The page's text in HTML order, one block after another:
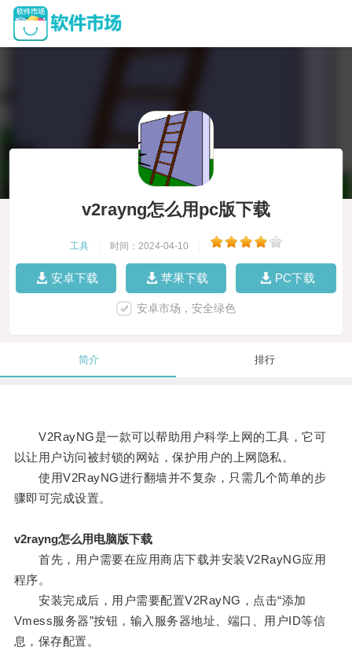
v2rayng怎么用pc版下载
工具 时间：2024-04-10
安卓下载 苹果下载 PC下载
安卓市场，安全绿色
简介 排行
V2RayNG是一款可以帮助用户科学上网的工具，它可
以让用户访问被封锁的网站，保护用户的上网隐私。
使用V2RayNG进行翻墙并不复杂，只需几个简单的步
骤即可完成设置。
v2rayng怎么用电脑版下载
首先，用户需要在应用商店下载并安装V2RayNG应用
程序。
安装完成后，用户需要配置V2RayNG，点击“添加
Vmess服务器”按钮，输入服务器地址、端口、用户ID等信
息，保存配置。